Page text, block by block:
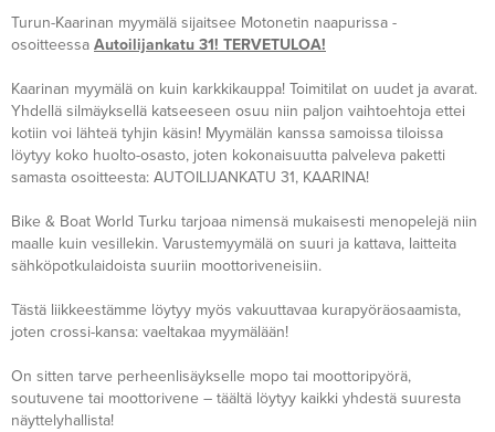
Turun-Kaarinan myymälä sijaitsee Motonetin naapurissa -
osoitteessa Autoilijankatu 31! TERVETULOA!
Kaarinan myymälä on kuin karkkikauppa! Toimitilat on uudet ja avarat.
Yhdellä silmäyksellä katseeseen osuu niin paljon vaihtoehtoja ettei
kotiin voi lähteä tyhjin käsin! Myymälän kanssa samoissa tiloissa
löytyy koko huolto-osasto, joten kokonaisuutta palveleva paketti
samasta osoitteesta: AUTOILIJANKATU 31, KAARINA!
Bike & Boat World Turku tarjoaa nimensä mukaisesti menopelejä niin
maalle kuin vesillekin. Varustemyymälä on suuri ja kattava, laitteita
sähköpotkulaidoista suuriin moottoriveneisiin.
Tästä liikkeestämme löytyy myös vakuuttavaa kurapyöräosaamista,
joten crossi-kansa: vaeltakaa myymälään!
On sitten tarve perheenlisäykselle mopo tai moottoripyörä,
soutuvene tai moottorivene – täältä löytyy kaikki yhdestä suuresta
näyttelyhallista!